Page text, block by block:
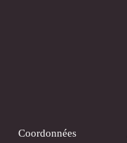
Coordonnées